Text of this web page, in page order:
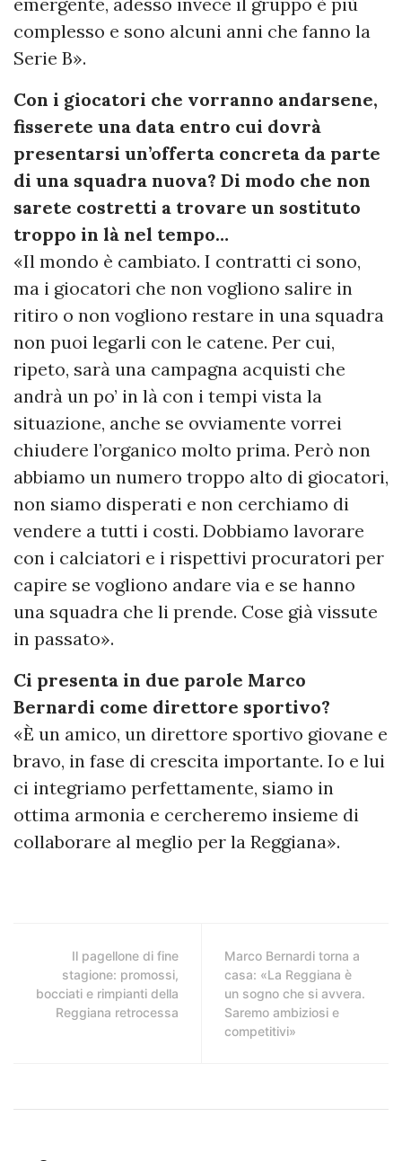
complesso e sono alcuni anni che fanno la
Serie B».
Con i giocatori che vorranno andarsene,
fisserete una data entro cui dovrà
presentarsi un’offerta concreta da parte
di una squadra nuova? Di modo che non
sarete costretti a trovare un sostituto
troppo in là nel tempo…
«Il mondo è cambiato. I contratti ci sono,
ma i giocatori che non vogliono salire in
ritiro o non vogliono restare in una squadra
non puoi legarli con le catene. Per cui,
ripeto, sarà una campagna acquisti che
andrà un po’ in là con i tempi vista la
situazione, anche se ovviamente vorrei
chiudere l’organico molto prima. Però non
abbiamo un numero troppo alto di giocatori,
non siamo disperati e non cerchiamo di
vendere a tutti i costi. Dobbiamo lavorare
con i calciatori e i rispettivi procuratori per
capire se vogliono andare via e se hanno
una squadra che li prende. Cose già vissute
in passato».
Ci presenta in due parole Marco
Bernardi come direttore sportivo?
«È un amico, un direttore sportivo giovane e
bravo, in fase di crescita importante. Io e lui
ci integriamo perfettamente, siamo in
ottima armonia e cercheremo insieme di
collaborare al meglio per la Reggiana».
Il pagellone di fine
stagione: promossi,
bocciati e rimpianti della
Reggiana retrocessa
Marco Bernardi torna a
casa: «La Reggiana è
un sogno che si avvera.
Saremo ambiziosi e
competitivi»